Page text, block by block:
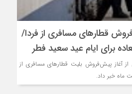
قطارهای مسافری از فردا/
برای ایام عید سعید فطر
از آغاز پیش‌فروش بلیت قطارهای مسافری از